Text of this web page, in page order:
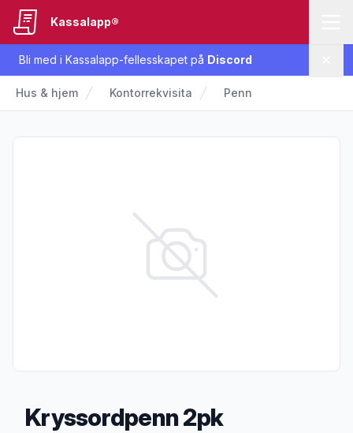
Bli med i Kassalapp-fellesskapet på Discord
Kassalapp®
Hus & hjem Kontorrekvisita Penn
Kryssordpenn 2pk